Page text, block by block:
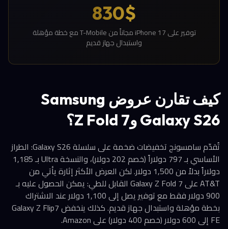
830$
توفير على iPhone 17 مجاناً من T-Mobile مع خطة مؤهلة
واستبدال جهاز قديم
كيف تقارن عروض Samsung
Galaxy S26 وZ Fold 7؟
تُقدّم سامسونج تخفيضات ضخمة على سلسلة Galaxy S26: الطراز
الأساسي بـ 797 دولاراً (خصم 202 دولار)، والنسخة Ultra بـ 1,185
دولاراً بدلاً من 1,500 دولار. لكن العرض الأكثر إثارة يأتي من
AT&T على Galaxy Z Fold 7 القابل للطي: يمكن الحصول عليه بـ
900 دولار فقط مع توفير يصل إلى 1,100 دولار عند الاشتراك
بخطة مؤهلة واستبدال جهاز قديم. كذلك ينخفض Galaxy Z Flip7
FE إلى 600 دولار (خصم 400 دولار) على Amazon.